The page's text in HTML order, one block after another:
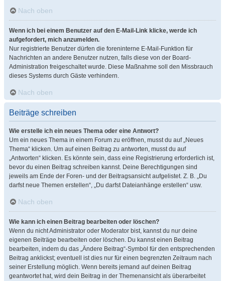
Nach oben
Wenn ich bei einem Benutzer auf den E-Mail-Link klicke, werde ich
aufgefordert, mich anzumelden.
Nur registrierte Benutzer dürfen die foreninterne E-Mail-Funktion für
Nachrichten an andere Benutzer nutzen, falls diese von der Board-
Administration freigeschaltet wurde. Diese Maßnahme soll den Missbrauch
dieses Systems durch Gäste verhindern.
Nach oben
Beiträge schreiben
Wie erstelle ich ein neues Thema oder eine Antwort?
Um ein neues Thema in einem Forum zu eröffnen, musst du auf „Neues
Thema“ klicken. Um auf einen Beitrag zu antworten, musst du auf
„Antworten“ klicken. Es könnte sein, dass eine Registrierung erforderlich ist,
bevor du einen Beitrag schreiben kannst. Deine Berechtigungen sind
jeweils am Ende der Foren- und der Beitragsansicht aufgelistet. Z. B. „Du
darfst neue Themen erstellen“, „Du darfst Dateianhänge erstellen“ usw.
Nach oben
Wie kann ich einen Beitrag bearbeiten oder löschen?
Wenn du nicht Administrator oder Moderator bist, kannst du nur deine
eigenen Beiträge bearbeiten oder löschen. Du kannst einen Beitrag
bearbeiten, indem du das „Ändere Beitrag“-Symbol für den entsprechenden
Beitrag anklickst; eventuell ist dies nur für einen begrenzten Zeitraum nach
seiner Erstellung möglich. Wenn bereits jemand auf deinen Beitrag
geantwortet hat, wird dein Beitrag in der Themenansicht als überarbeitet